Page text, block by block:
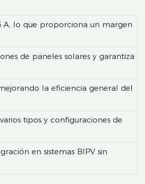
A, lo que proporciona un margen
de paneles solares y garantiza
la eficiencia general del
tipos y configuraciones de
en sistemas BIPV sin